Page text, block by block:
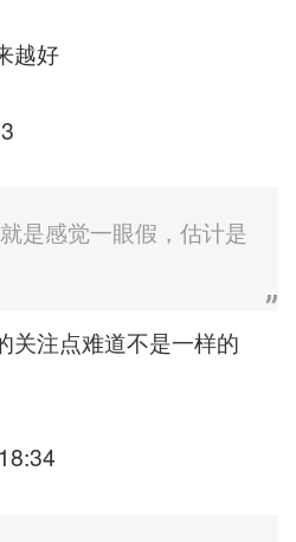
越好
是感觉一眼假，估计是
关注点难道不是一样的